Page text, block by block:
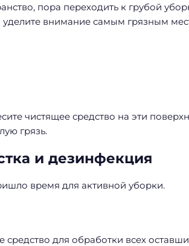
пора переходить к грубой
уделите внимание самым грязным
чистящее средство на эти
грязь.
и дезинфекция
время для активной уборки.
для обработки всех